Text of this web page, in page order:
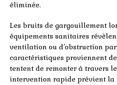
éliminée.
Les bruits de gargouillement
équipements sanitaires
ventilation ou d’obstruction
caractéristiques proviennent
tentent de remonter à travers
intervention rapide prévient la